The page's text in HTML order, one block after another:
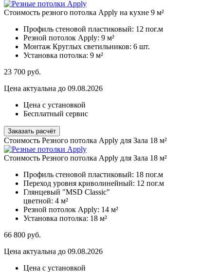
Стоимость резного потолка Apply на кухне 9 м²
Профиль стеновой пластиковый: 12 пог.м
Резной потолок Apply: 9 м²
Монтаж Круглых светильников: 6 шт.
Установка потолка: 9 м²
23 700 руб.
Цена актуальна до 09.08.2026
Цена с установкой
Бесплатный сервис
Заказать расчёт
Стоимость Резного потолка Apply для Зала 18 м²
Стоимость Резного потолка Apply для Зала 18 м²
Профиль стеновой пластиковый: 18 пог.м
Переход уровня криволинейный: 12 пог.м
Глянцевый "MSD Classic"
цветной: 4 м²
Резной потолок Apply: 14 м²
Установка потолка: 18 м²
66 800 руб.
Цена актуальна до 09.08.2026
Цена с установкой